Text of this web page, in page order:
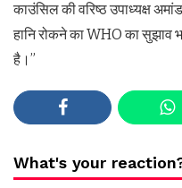
काउंसिल की वरिष्ठ उपाध्यक्ष
हानि रोकने का WHO का सुझाव
है।”
What's your